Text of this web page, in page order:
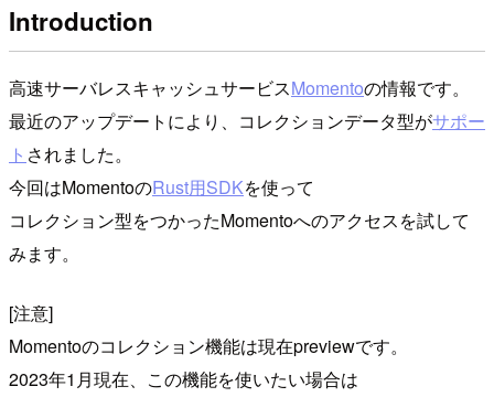
Introduction
高速サーバレスキャッシュサービスMomentoの情報です。
最近のアップデートにより、コレクションデータ型がサポー
ト されました。
今回はMomentoのRust用SDKを使って
コレクション型をつかったMomentoへのアクセスを試して
みます。
[注意]
Momentoのコレクション機能は現在previewです。
2023年1月現在、この機能を使いたい場合は